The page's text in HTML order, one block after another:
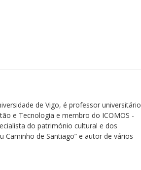
de Nossa Senhora da Vitória, com o corpo
dos Reis, com a face de Nossa Senhora tal e
dos Reis, no Porto, onde se encontra o modelo
de Vigo, é professor universitário
e Tecnologia e membro do ICOMOS -
do património cultural e dos
Caminho de Santiago” e autor de vários